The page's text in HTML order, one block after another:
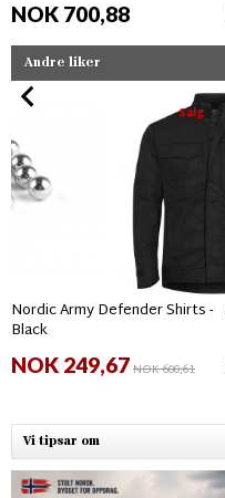
NOK 700,88
Andre liker
Salg
Nordic Army Defender Shirts -
Black
NOK 249,67NOK 600,61
Vi tipsar om